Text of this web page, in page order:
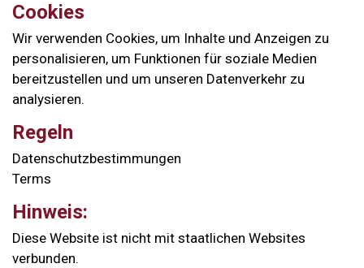
Cookies
Wir verwenden Cookies, um Inhalte und Anzeigen zu
personalisieren, um Funktionen für soziale Medien
bereitzustellen und um unseren Datenverkehr zu
analysieren.
Regeln
Datenschutzbestimmungen
Terms
Hinweis:
Diese Website ist nicht mit staatlichen Websites
verbunden.